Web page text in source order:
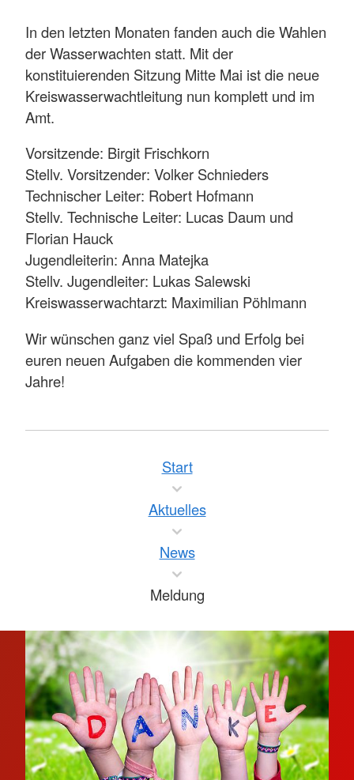
In den letzten Monaten fanden auch die Wahlen
der Wasserwachten statt. Mit der
konstituierenden Sitzung Mitte Mai ist die neue
Kreiswasserwachtleitung nun komplett und im
Amt.
Vorsitzende: Birgit Frischkorn
Stellv. Vorsitzender: Volker Schnieders
Technischer Leiter: Robert Hofmann
Stellv. Technische Leiter: Lucas Daum und
Florian Hauck
Jugendleiterin: Anna Matejka
Stellv. Jugendleiter: Lukas Salewski
Kreiswasserwachtarzt: Maximilian Pöhlmann
Wir wünschen ganz viel Spaß und Erfolg bei
euren neuen Aufgaben die kommenden vier
Jahre!
Start
Aktuelles
News
Meldung